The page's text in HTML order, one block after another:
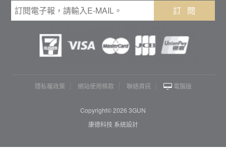
訂 閱
隱私權政策 網站使用條款 聯絡資訊 電腦版
Copyright© 2026 3GUN
康德科技 系統設計